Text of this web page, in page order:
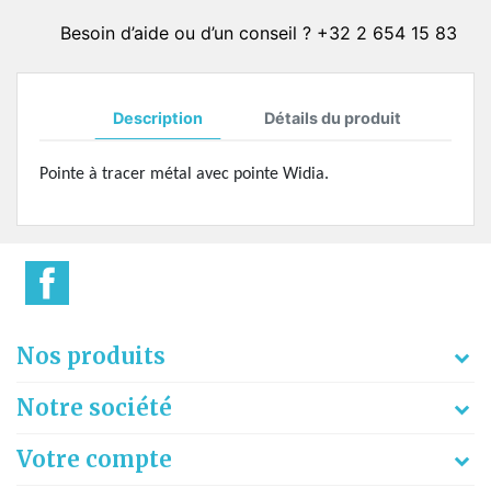
Besoin d’aide ou d’un conseil ? +32 2 654 15 83
Description Détails du produit
Pointe à tracer métal avec pointe Widia.
Nos produits
Notre société
Votre compte